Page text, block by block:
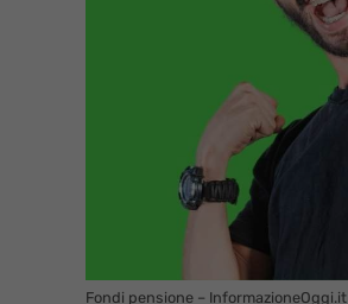
Fondi pensione – InformazioneOggi.it